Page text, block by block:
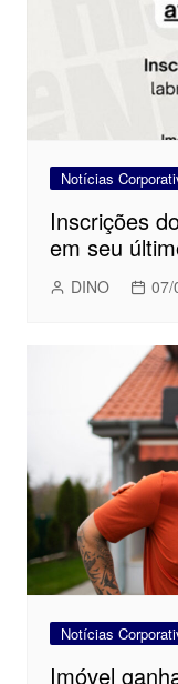
Notícias
Inscrições
em seu
DINO 07/
Notícias
Imóvel